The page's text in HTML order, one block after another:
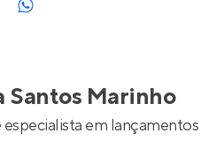
Santos Marinho
em lançamentos